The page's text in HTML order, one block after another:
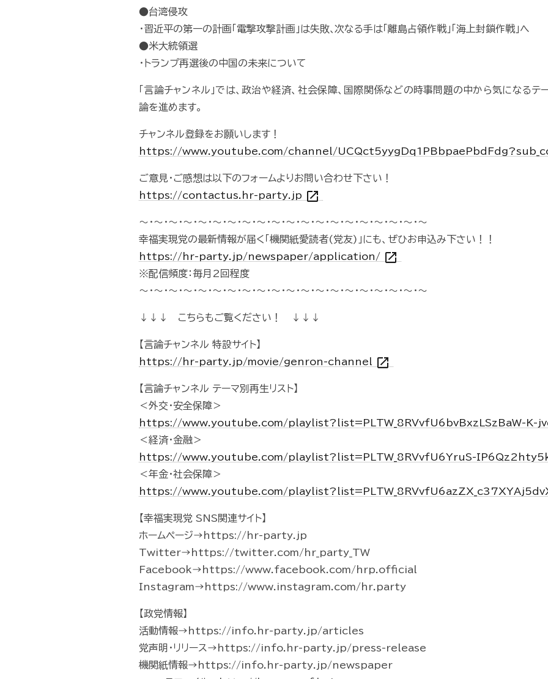
●台湾侵攻
・習近平の第一の計画｢電撃攻撃計画｣は失敗､次なる手は｢離島占領作戦｣｢海上封鎖作戦｣へ
●米大統領選
・トランプ再選後の中国の未来について
「言論チャンネル」では、政治や経済、社会保障、国際関係などの時事問題の中から気になる
論を進めます。
チャンネル登録をお願いします！
https://www.youtube.com/channel/
ご意見・ご感想は以下のフォームよりお問い合わせ下さい！
https://contactus.hr-party.jp open_in_new
～・～・～・～・～・～・～・～・～・～・～・～・～・～・～・～・～・～・～・～
幸福実現党の最新情報が届く「機関紙愛読者(党友)」にも、ぜひお申込み下さい！！
https://hr-party.jp/newspaper/application/ open_in_new
※配信頻度：毎月2回程度
～・～・～・～・～・～・～・～・～・～・～・～・～・～・～・～・～・～・～・～
↓↓↓ こちらもご覧ください！ ↓↓↓
【言論チャンネル 特設サイト】
https://hr-party.jp/movie/genron-channel
open_in_new
【言論チャンネル テーマ別再生リスト】
＜外交・安全保障＞
https://www.youtube.com/playlist?list=PLTW_8RVvfU6bvBxzLSzBaW-K-
＜経済・金融＞
https://www.youtube.com/playlist?list=PLTW_8RVvfU6YruS-
＜年金・社会保障＞
https://www.youtube.com/
【幸福実現党 SNS関連サイト】
ホームページ→https://hr-party.jp
Twitter→https://twitter.com/hr_party_TW
Facebook→https://www.facebook.com/hrp.official
Instagram→https://www.instagram.com/hr.party
【政党情報】
活動情報→https://info.hr-party.jp/articles
党声明・リリース→https://info.hr-party.jp/press-release
機関紙情報→https://info.hr-party.jp/newspaper